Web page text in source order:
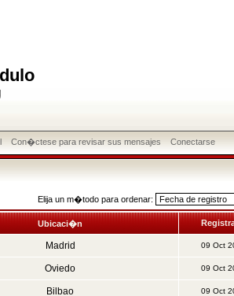
Con�ctese para revisar sus mensajes Conectarse
Elija un m�todo para ordenar:
Ubicaci�n
Madrid 09 Oct
Oviedo 09 Oct
Bilbao 09 Oct